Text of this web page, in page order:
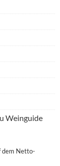
Weinguide
dem Netto-